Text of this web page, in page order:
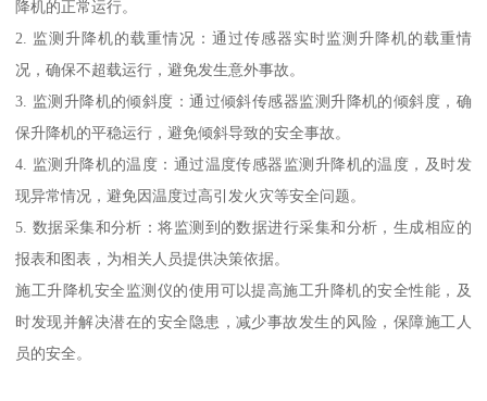
降机的正常运行。
2. 监测升降机的载重情况：通过传感器实时监测升降机的载重情
况，确保不超载运行，避免发生意外事故。
3. 监测升降机的倾斜度：通过倾斜传感器监测升降机的倾斜度，确
保升降机的平稳运行，避免倾斜导致的安全事故。
4. 监测升降机的温度：通过温度传感器监测升降机的温度，及时发
现异常情况，避免因温度过高引发火灾等安全问题。
5. 数据采集和分析：将监测到的数据进行采集和分析，生成相应的
报表和图表，为相关人员提供决策依据。
施工升降机安全监测仪的使用可以提高施工升降机的安全性能，及
时发现并解决潜在的安全隐患，减少事故发生的风险，保障施工人
员的安全。